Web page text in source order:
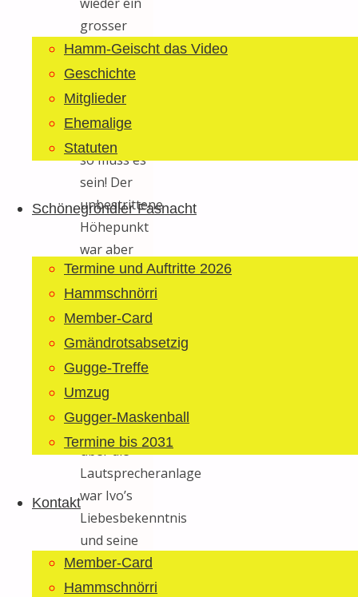
Schönegrond
Hamm-Geischt das Video
Geschichte
Mitglieder
Ehemalige
Statuten
Schönegröndler Fasnacht
Termine und Auftritte 2026
Hammschnörri
Member-Card
Gmändrotsabsetzig
Gugge-Treffe
Umzug
Gugger-Maskenball
Termine bis 2031
Kontakt
Member-Card
Hammschnörri
grosser
Erfolg. 42 (!)
Nummern
und
Konfetti
so muss es
sein! Der
unbestrittene
Höhepunkt
war aber
zweifellos
der
Heiratsantrag
von Ivo an
seine
Der Umzug
stoppte und
über die
Lautsprecheranlage
war Ivo’s
Liebesbekenntnis
und seine
‚Fragen
aller